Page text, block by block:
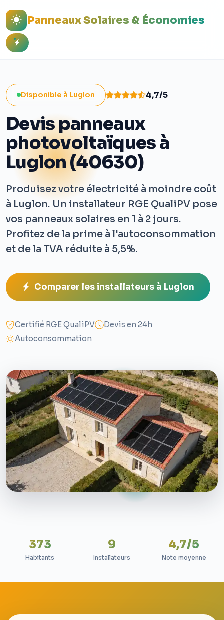
Panneaux Solaires & Économies
Disponible à Luglon 4,7/5
Devis panneaux
photovoltaïques à
Luglon (40630)
Produisez votre électricité à moindre coût
à Luglon. Un installateur RGE QualiPV pose
vos panneaux solaires en 1 à 2 jours.
Profitez de la prime à l'autoconsommation
et de la TVA réduite à 5,5%.
Comparer les installateurs à Luglon
Certifié RGE QualiPV
Devis en 24h
Autoconsommation
373
Habitants
9
Installateurs
4,7/5
Note moyenne